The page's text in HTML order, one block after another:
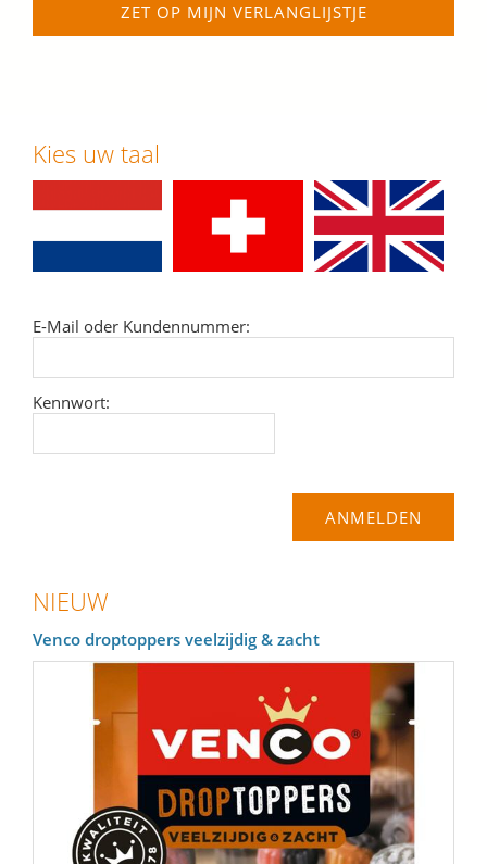
ZET OP MIJN VERLANGLIJSTJE
Kies uw taal
E-Mail oder Kundennummer:
Kennwort:
NIEUW
Venco droptoppers veelzijdig & zacht